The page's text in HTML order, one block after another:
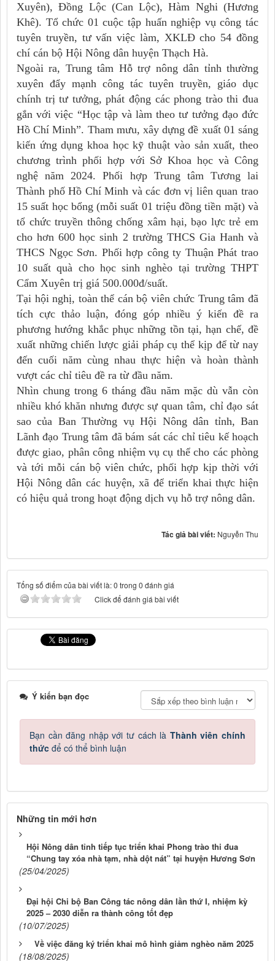
Xuyên), Đồng Lộc (Can Lộc), Hàm Nghi (Hương
Khê). Tổ chức 01 cuộc tập huấn nghiệp vụ công tác
tuyên truyền, tư vấn việc làm, XKLĐ cho 54 đồng
chí cán bộ Hội Nông dân huyện Thạch Hà.
Ngoài ra, Trung tâm Hỗ trợ nông dân tỉnh thường
xuyên đẩy mạnh công tác tuyên truyền, giáo dục
chính trị tư tưởng, phát động các phong trào thi đua
gắn với việc “Học tập và làm theo tư tưởng đạo đức
Hồ Chí Minh”. Tham mưu, xây dựng đề xuất 01 sáng
kiến ứng dụng khoa học kỹ thuật vào sản xuất, theo
chương trình phối hợp với Sở Khoa học và Công
nghệ năm 2024. Phối hợp Trung tâm Tương lai
Thành phố Hồ Chí Minh và các đơn vị liên quan trao
15 suất học bổng (mỗi suất 01 triệu đồng tiền mặt) và
tổ chức truyền thông chống xâm hại, bạo lực trẻ em
cho hơn 600 học sinh 2 trường THCS Gia Hanh và
THCS Ngọc Sơn. Phối hợp công ty Thuận Phát trao
10 suất quà cho học sinh nghèo tại trường THPT
Cẩm Xuyên trị giá 500.000đ/suất.
Tại hội nghị, toàn thể cán bộ viên chức Trung tâm đã
tích cực thảo luận, đóng góp nhiều ý kiến đề ra
phương hướng khắc phục những tồn tại, hạn chế, đề
xuất những chiến lược giải pháp cụ thể kịp để từ nay
đến cuối năm cùng nhau thực hiện và hoàn thành
vượt các chỉ tiêu đề ra từ đầu năm.
Nhìn chung trong 6 tháng đầu năm mặc dù vẫn còn
nhiều khó khăn nhưng được sự quan tâm, chỉ đạo sát
sao của Ban Thường vụ Hội Nông dân tỉnh, Ban
Lãnh đạo Trung tâm đã bám sát các chỉ tiêu kế hoạch
được giao, phân công nhiệm vụ cụ thể cho các phòng
và tới mỗi cán bộ viên chức, phối hợp kịp thời với
Hội Nông dân các huyện, xã để triển khai thực hiện
có hiệu quả trong hoạt động dịch vụ hỗ trợ nông dân.
Tác giả bài viết: Nguyễn Thu
Tổng số điểm của bài viết là: 0 trong 0 đánh giá
Click để đánh giá bài viết
Ý kiến bạn đọc
Bạn cần đăng nhập với tư cách là Thành viên chính
thức để có thể bình luận
Những tin mới hơn
Hội Nông dân tỉnh tiếp tục triển khai Phong trào thi đua
“Chung tay xóa nhà tạm, nhà dột nát” tại huyện Hương Sơn
(25/04/2025)
Đại hội Chi bộ Ban Công tác nông dân lần thứ I, nhiệm kỳ
2025 – 2030 diễn ra thành công tốt đẹp
(10/07/2025)
Về việc đăng ký triển khai mô hình giảm nghèo năm 2025
(18/08/2025)